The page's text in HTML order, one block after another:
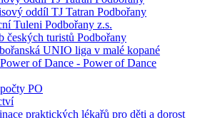
oddíl TJ Tatran Podbořany
Tuleni Podbořany z.s.
českých turistů Podbořany
UNIO liga v malé kopané
of Dance - Power of Dance
PO
praktických lékařů pro děti a dorost